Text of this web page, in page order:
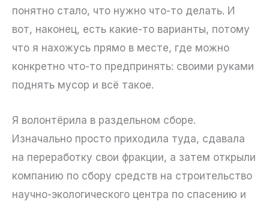
понятно стало, что нужно что-то делать. И
вот, наконец, есть какие-то варианты, потому
что я нахожусь прямо в месте, где можно
конкретно что-то предпринять: своими руками
поднять мусор и всё такое.
Я волонтёрила в раздельном сборе.
Изначально просто приходила туда, сдавала
на переработку свои фракции, а затем открыли
компанию по сбору средств на строительство
научно-экологического центра по спасению и